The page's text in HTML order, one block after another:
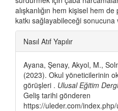
alışkanlığın hem kişisel hem
katkı sağlayabileceği sonucuna
Article
Details
Nasıl Atıf Yapılır
Ayana, Şenay, Akyol, M.,
(2023). Okul yöneticilerinin
görüşleri . Ulusal Eğitim
Geliş tarihi gönderen
https://uleder.com/